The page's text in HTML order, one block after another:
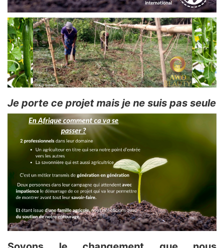
Je porte ce projet mais je ne suis pas seule